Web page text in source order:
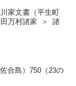
家文書（平生町
万村諸家 ＞ 諸
合島）750（23の